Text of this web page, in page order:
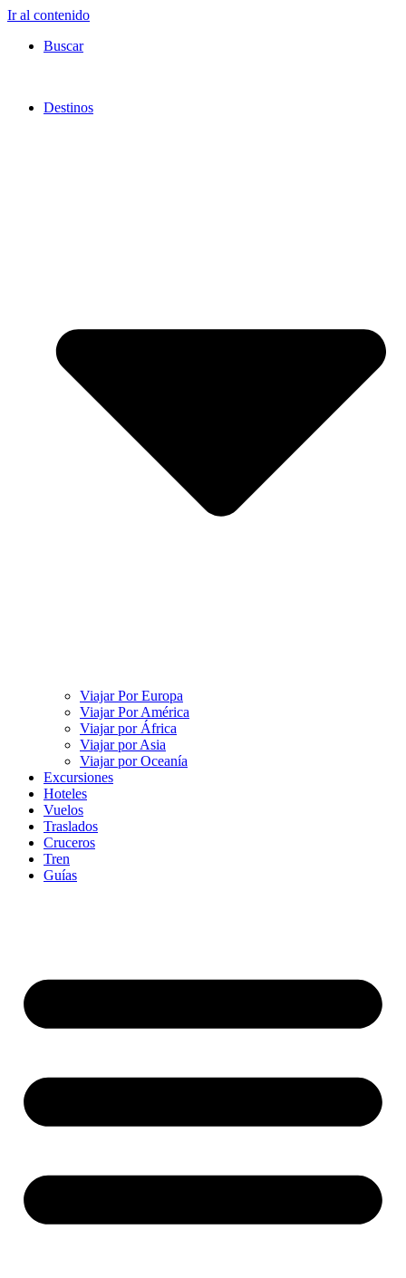
Ir al contenido
Buscar
Destinos
Viajar Por Europa
Viajar Por América
Viajar por África
Viajar por Asia
Viajar por Oceanía
Excursiones
Hoteles
Vuelos
Traslados
Cruceros
Tren
Guías